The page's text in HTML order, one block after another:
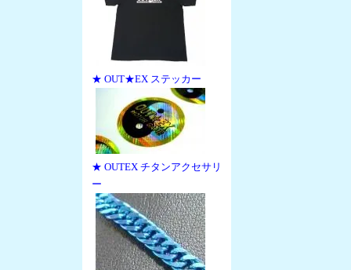
★ OUT★EX ステッカー
★ OUTEX チタンアクセサリ
ー